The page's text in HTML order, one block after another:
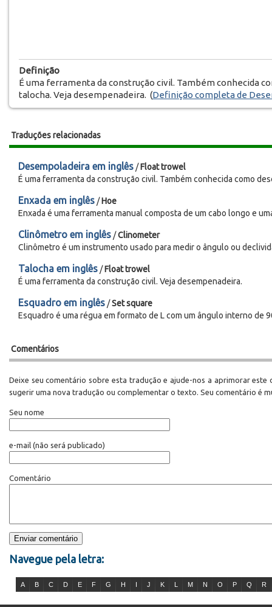
Definição
É uma ferramenta da construção civil. Também conhecida
talocha. Veja desempenadeira. (Definição completa de
Traduções relacionadas
Desempoladeira em inglês /Float trowel
É uma ferramenta da construção civil. Também conhecida como
Enxada em inglês /Hoe
Enxada é uma ferramenta manual composta de um cabo longo e
Clinômetro em inglês /Clinometer
Clinômetro é um instrumento usado para medir o ângulo ou
Talocha em inglês /Float trowel
É uma ferramenta da construção civil. Veja desempenadeira.
Esquadro em inglês /Set square
Esquadro é uma régua em formato de L com um ângulo interno de
Comentários
Deixe seu comentário sobre esta tradução e ajude-nos a aprimorar este
sugerir uma nova tradução ou complementar o texto. Seu comentário é
Seu nome
e-mail (não será publicado)
Comentário
Navegue pela letra:
A B C D E F G H I J K L M N O P Q R